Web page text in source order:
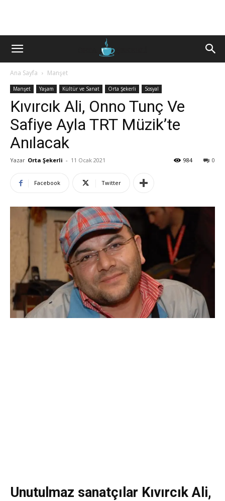
Ana Sayfa Manşet
Manşet Yaşam Kültür ve Sanat Orta Şekerli Sosyal
Kıvırcık Ali, Onno Tunç Ve
Safiye Ayla TRT Müzik’te
Anılacak
Yazar Orta Şekerli - 11 Ocak 2021 0
984
Facebook Twitter
Unutulmaz sanatçılar Kıvırcık Ali,